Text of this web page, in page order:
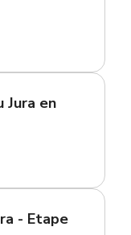
Jura en
- Etape